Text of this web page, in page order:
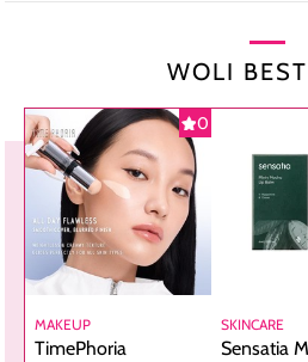
WOLI
0
MAKEUP
TimePhoria
SKINCARE
Sensatia